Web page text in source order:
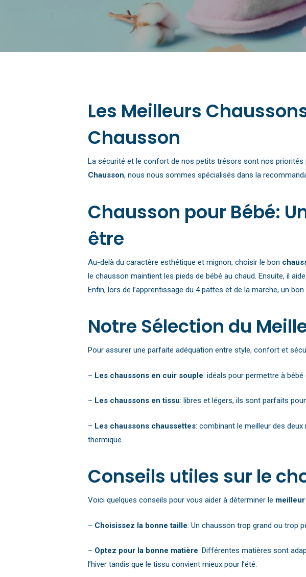
Les Meilleurs
Chausson
La sécurité et le confort de nos petits trésors sont nos priorités
Chausson, nous nous sommes spécialisés dans la
Chausson pour Bébé:
être
Au-delà du caractère esthétique et mignon, choisir le bon
le chausson maintient les pieds de bébé au chaud. Ensuite, il
Enfin, lors de l’apprentissage du 4 pattes et de la marche, un
Notre Sélection du
Pour assurer une parfaite adéquation entre style, confort et
– Les chaussons en cuir souple: idéals pour permettre à
– Les chaussons en tissu: libres et légers, ils sont parfaits
– Les chaussons chaussettes: combinant le meilleur des
thermique.
Conseils utiles sur le
Voici quelques conseils pour vous aider à déterminer le
– Choisissez la bonne taille: Un chausson trop grand ou trop
– Optez pour la bonne matière: Différentes matières sont
l’hiver tandis que le tissu convient mieux pour l’été.